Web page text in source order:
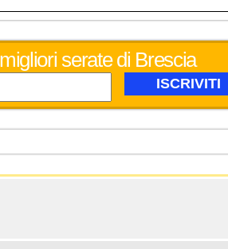
serate di Brescia